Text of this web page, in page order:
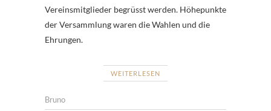
Vereinsmitglieder begrüsst werden. Höhepunkte
der Versammlung waren die Wahlen und die
Ehrungen.
WEITERLESEN
Bruno